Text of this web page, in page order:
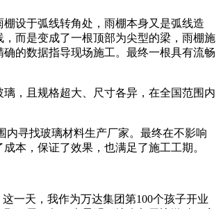
设于弧线转角处，雨棚本身又是弧线造
而是变成了一根顶部为尖型的梁，雨棚施
的数据指导现场施工。最终一根具有流畅
，且规格超大、尺寸各异，在全国范围内
内寻找玻璃材料生产厂家。最终在不影响
本，保证了效果，也满足了施工工期。
一天，我作为万达集团第100个孩子开业